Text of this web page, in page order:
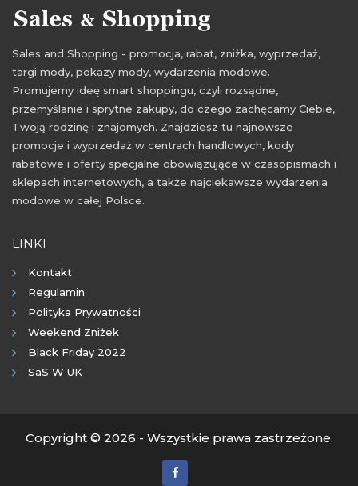
Sales and Shopping - promocja, rabat, zniżka, wyprzedaż,
targi mody, pokazy mody, wydarzenia modowe.
Promujemy ideę smart shoppingu, czyli rozsądne,
przemyślanie i sprytne zakupy, do czego zachęcamy Ciebie,
Twoją rodzinę i znajomych. Znajdziesz tu najnowsze
promocje i wyprzedaż w centrach handlowych, kody
rabatowe i oferty specjalne obowiązujące w czasopismach i
sklepach internetowych, a także najciekawsze wydarzenia
modowe w całej Polsce.
LINKI
Kontakt
Regulamin
Polityka Prywatności
Weekend Zniżek
Black Friday 2022
SaS W UK
Copyright © 2026 - Wszystkie prawa zastrzeżone.